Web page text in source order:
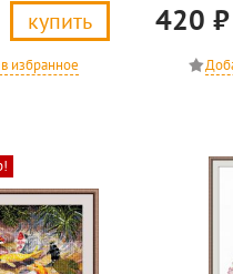
купить 420 ₽